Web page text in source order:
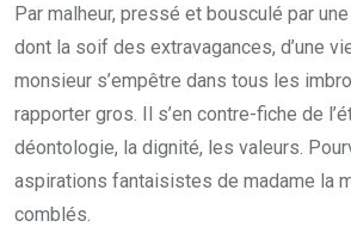
Par malheur, pressé et bousculé par
dont la soif des extravagances, d’une
monsieur s’empêtre dans tous les
rapporter gros. Il s’en contre-fiche de
déontologie, la dignité, les valeurs.
aspirations fantaisistes de madame la
comblés.